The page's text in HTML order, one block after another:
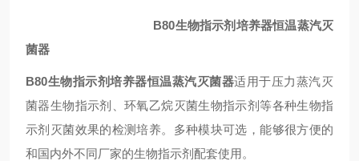
B80生物指示剂培养器恒温蒸汽灭
菌器
B80生物指示剂培养器恒温蒸汽灭菌器适用于压力蒸汽灭
菌器生物指示剂、环氧乙烷灭菌生物指示剂等各种生物指
示剂灭菌效果的检测培养。多种模块可选，能够很方便的
和国内外不同厂家的生物指示剂配套使用。